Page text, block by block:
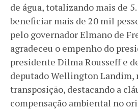
de água, totalizando mais de
beneficiar mais de 20 mil
pelo governador Elmano de
agradeceu o empenho do
presidente Dilma Rousseff e
deputado Wellington Landim,
transposição, destacando a
compensação ambiental no